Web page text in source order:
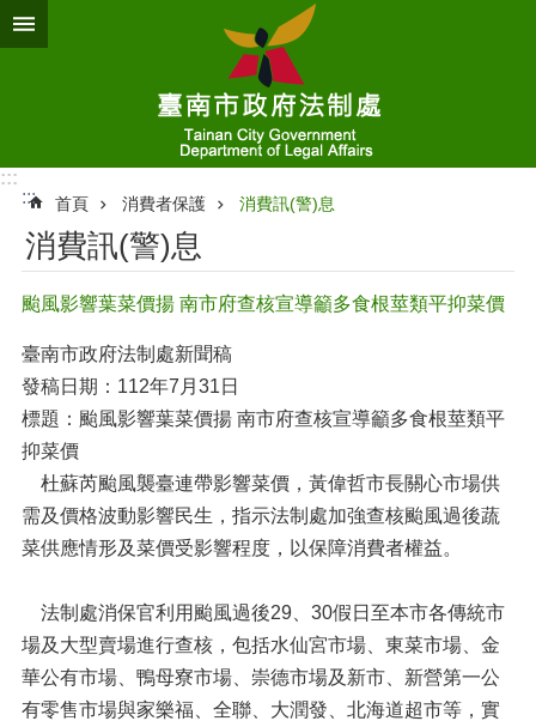
跳到主要內容區塊
:::
:::
首頁 消費者保護 消費訊(警)息
消費訊(警)息
颱風影響葉菜價揚 南市府查核宣導籲多食根莖類平抑菜價
臺南市政府法制處新聞稿
發稿日期：112年7月31日
標題：颱風影響葉菜價揚 南市府查核宣導籲多食根莖類平
抑菜價
杜蘇芮颱風襲臺連帶影響菜價，黃偉哲市長關心市場供
需及價格波動影響民生，指示法制處加強查核颱風過後蔬
菜供應情形及菜價受影響程度，以保障消費者權益。
法制處消保官利用颱風過後29、30假日至本市各傳統市
場及大型賣場進行查核，包括水仙宮市場、東菜市場、金
華公有市場、鴨母寮市場、崇德市場及新市、新營第一公
有零售市場與家樂福、全聯、大潤發、北海道超市等，實